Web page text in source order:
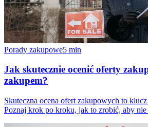
Porady zakupowe5 min
Jak skutecznie ocenić oferty
zakupem?
Skuteczna ocena ofert zakupowych to
Poznaj krok po kroku, jak to zrobić, aby nie